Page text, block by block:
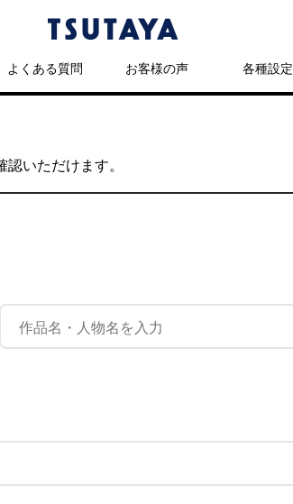
よくある質問 お客様の声 各種設定
いただけます。